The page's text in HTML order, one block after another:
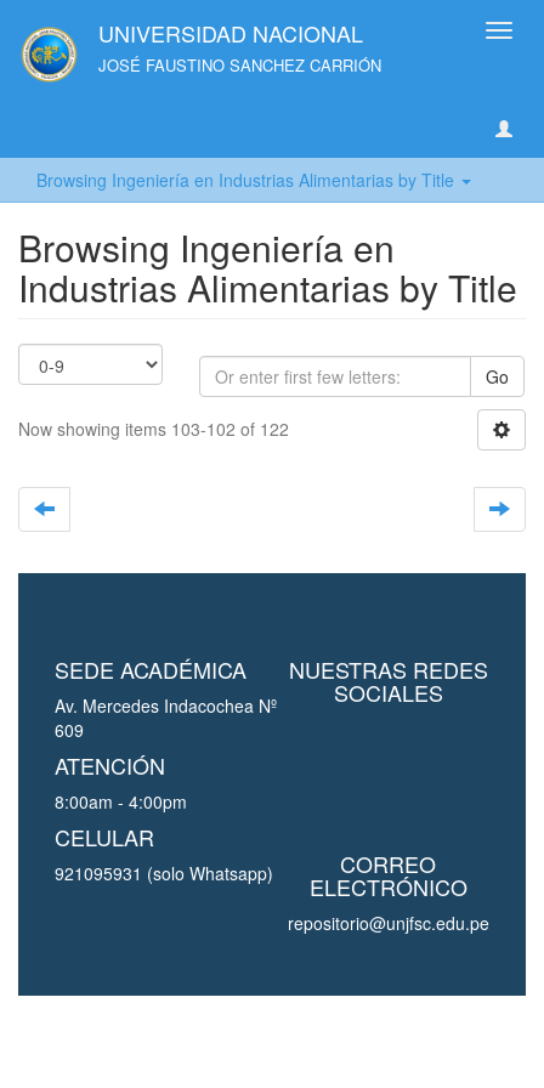
UNIVERSIDAD NACIONAL
JOSÉ FAUSTINO SANCHEZ CARRIÓN
Browsing Ingeniería en Industrias Alimentarias by Title
Browsing Ingeniería en
Industrias Alimentarias by Title
Go
Now showing items 103-102 of 122
SEDE ACADÉMICA
Av. Mercedes Indacochea Nº
609
ATENCIÓN
8:00am - 4:00pm
CELULAR
921095931 (solo Whatsapp)
NUESTRAS REDES
SOCIALES
CORREO
ELECTRÓNICO
repositorio@unjfsc.edu.pe